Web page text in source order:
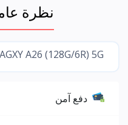
نظرة
A26 (128G/6R) 5G
دفع آمن